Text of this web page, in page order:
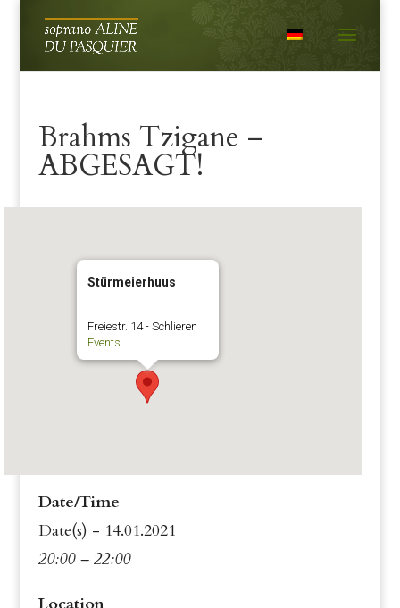
Brahms Tzigane –
ABGESAGT!
Stürmeierhuus
Freiestr. 14 - Schlieren
Events
Date/Time
Date(s) - 14.01.2021
20:00 – 22:00